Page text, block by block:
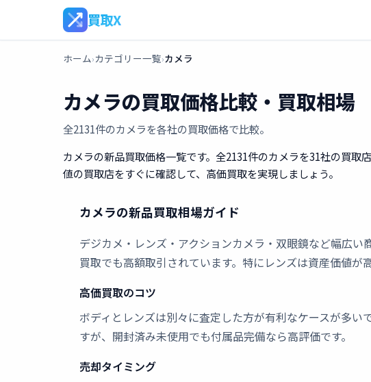
買取X
ホーム›カテゴリー一覧›カメラ
カメラの買取価格比較・買取相場
全2131件のカメラを各社の買取価格で比較。
カメラの新品買取価格一覧です。全2131件のカメラを31社の買取
値の買取店をすぐに確認して、高価買取を実現しましょう。
カメラの新品買取相場ガイド
デジカメ・レンズ・アクションカメラ・双眼鏡など幅広
買取でも高額取引されています。特にレンズは資産価値が
高価買取のコツ
ボディとレンズは別々に査定した方が有利なケースが多
すが、開封済み未使用でも付属品完備なら高評価です。
売却タイミング